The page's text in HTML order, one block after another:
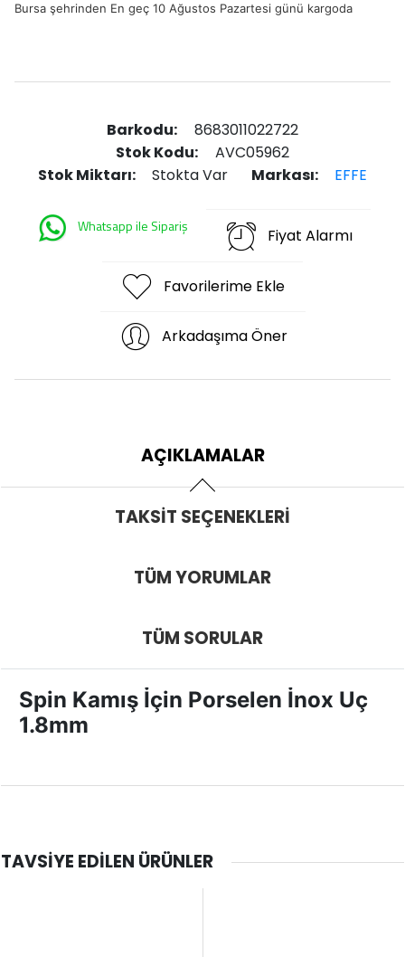
Bursa şehrinden En geç 10 Ağustos Pazartesi günü kargoda
Barkodu:
8683011022722
Stok Kodu:
AVC05962
Stok Miktarı:
Stokta Var Markası: EFFE
Whatsapp ile Sipariş Fiyat Alarmı
Favorilerime Ekle
Arkadaşıma Öner
AÇIKLAMALAR
TAKSIT SEÇENEKLERI
TÜM YORUMLAR
TÜM SORULAR
Spin Kamış İçin Porselen İnox Uç
1.8mm
TAVSIYE EDILEN ÜRÜNLER